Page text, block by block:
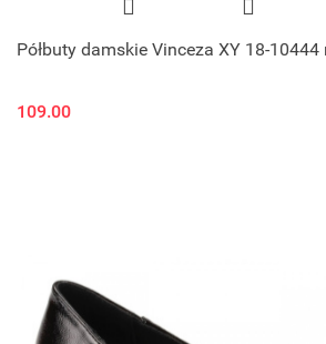
Półbuty damskie Vinceza XY 18-10444
109.00